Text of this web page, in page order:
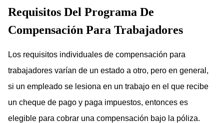
Requisitos Del Programa De
Compensación Para Trabajadores
Los requisitos individuales de compensación para
trabajadores varían de un estado a otro, pero en general,
si un empleado se lesiona en un trabajo en el que recibe
un cheque de pago y paga impuestos, entonces es
elegible para cobrar una compensación bajo la póliza.